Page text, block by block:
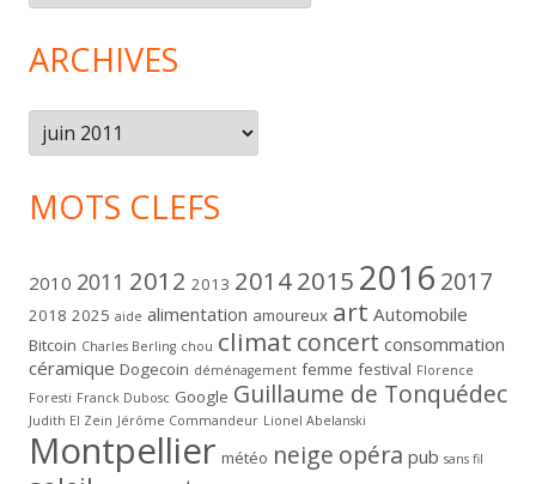
ARCHIVES
Archives
MOTS CLEFS
2010 2011 2012 2013 20142015 2016 2017
2018 2025 aide alimentation amoureux art Automobile
Bitcoin Charles Berling chou climat concert consommation
céramique Dogecoin déménagement femme festival Florence
Foresti Franck Dubosc Google Guillaume de Tonquédec
Judith El Zein Jérôme Commandeur Lionel Abelanski
Montpellier météo neige opéra pub sans fil